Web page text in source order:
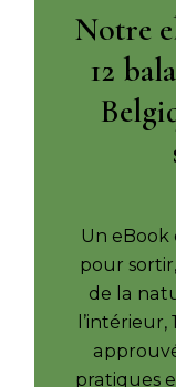
Notre
12
Un eBook
pour
de la
pratiques